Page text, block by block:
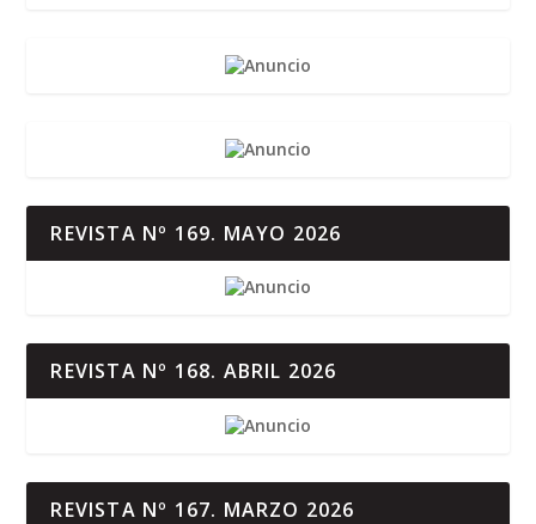
REVISTA Nº 169. MAYO 2026
REVISTA Nº 168. ABRIL 2026
REVISTA Nº 167. MARZO 2026